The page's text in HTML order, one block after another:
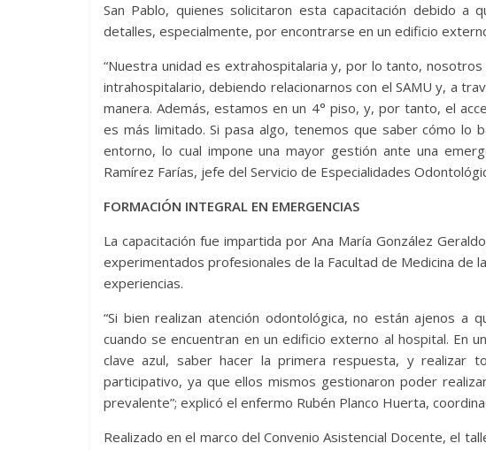
San Pablo, quienes solicitaron esta capacitación debido a
detalles, especialmente, por encontrarse en un edificio
“Nuestra unidad es extrahospitalaria y, por lo tanto,
intrahospitalario, debiendo relacionarnos con el SAMU y, a
manera. Además, estamos en un 4° piso, y, por tanto, el
es más limitado. Si pasa algo, tenemos que saber cómo lo
entorno, lo cual impone una mayor gestión ante una
Ramírez Farías, jefe del Servicio de Especialidades
FORMACIÓN INTEGRAL EN EMERGENCIAS
La capacitación fue impartida por Ana María González
experimentados profesionales de la Facultad de Medicina de
experiencias.
“Si bien realizan atención odontológica, no están ajenos a
cuando se encuentran en un edificio externo al hospital. En
clave azul, saber hacer la primera respuesta, y realizar
participativo, ya que ellos mismos gestionaron poder
prevalente”; explicó el enfermo Rubén Planco Huerta,
Realizado en el marco del Convenio Asistencial Docente, el